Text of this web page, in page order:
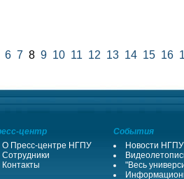
6 7 8 9 10 11 12 13 14 15 16
центр События
О Пресс-центре НГПУ
Сотрудники
Контакты
Новости НГПУ
"Весь